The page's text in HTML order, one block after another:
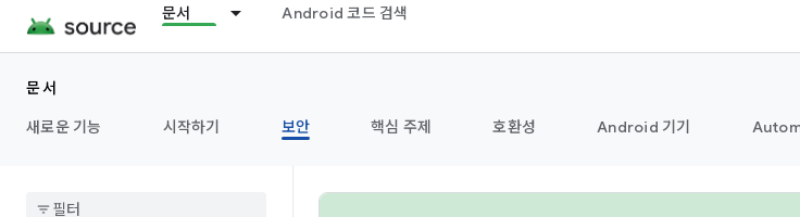
문서 Android 코드 검색
문서
새로운 기능
시작하기 보안 핵심 주제 호환성 Android 기기